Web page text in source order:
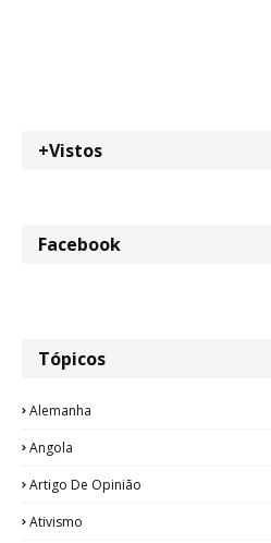
+Vistos
Facebook
Tópicos
Alemanha
Angola
Artigo De Opinião
Ativismo